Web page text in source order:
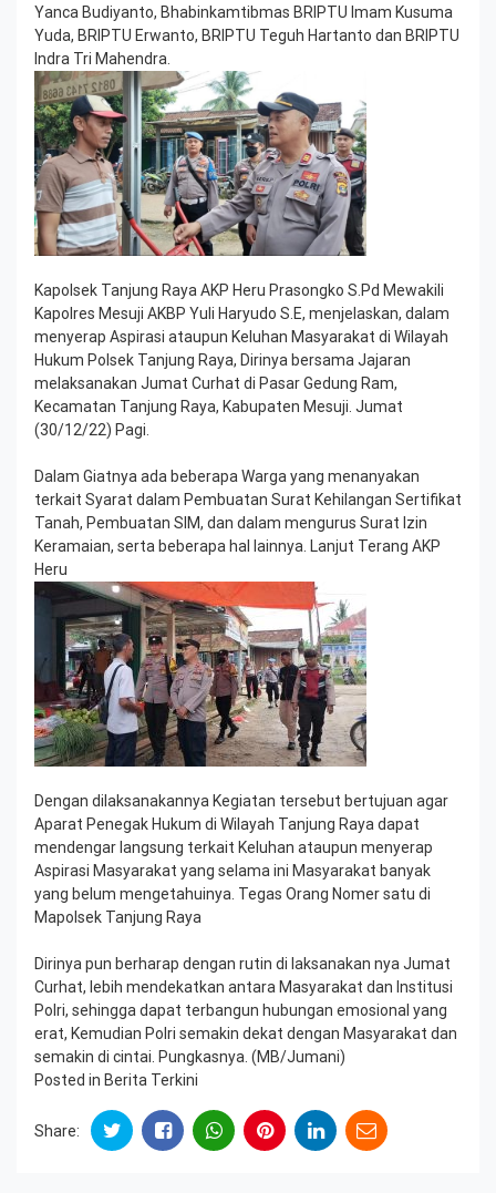
Yanca Budiyanto, Bhabinkamtibmas BRIPTU Imam Kusuma
Yuda, BRIPTU Erwanto, BRIPTU Teguh Hartanto dan BRIPTU
Indra Tri Mahendra.
Kapolsek Tanjung Raya AKP Heru Prasongko S.Pd Mewakili
Kapolres Mesuji AKBP Yuli Haryudo S.E, menjelaskan, dalam
menyerap Aspirasi ataupun Keluhan Masyarakat di Wilayah
Hukum Polsek Tanjung Raya, Dirinya bersama Jajaran
melaksanakan Jumat Curhat di Pasar Gedung Ram,
Kecamatan Tanjung Raya, Kabupaten Mesuji. Jumat
(30/12/22) Pagi.
Dalam Giatnya ada beberapa Warga yang menanyakan
terkait Syarat dalam Pembuatan Surat Kehilangan Sertifikat
Tanah, Pembuatan SIM, dan dalam mengurus Surat Izin
Keramaian, serta beberapa hal lainnya. Lanjut Terang AKP
Heru
Dengan dilaksanakannya Kegiatan tersebut bertujuan agar
Aparat Penegak Hukum di Wilayah Tanjung Raya dapat
mendengar langsung terkait Keluhan ataupun menyerap
Aspirasi Masyarakat yang selama ini Masyarakat banyak
yang belum mengetahuinya. Tegas Orang Nomer satu di
Mapolsek Tanjung Raya
Dirinya pun berharap dengan rutin di laksanakan nya Jumat
Curhat, lebih mendekatkan antara Masyarakat dan Institusi
Polri, sehingga dapat terbangun hubungan emosional yang
erat, Kemudian Polri semakin dekat dengan Masyarakat dan
semakin di cintai. Pungkasnya. (MB/Jumani)
Posted in Berita Terkini
Share: